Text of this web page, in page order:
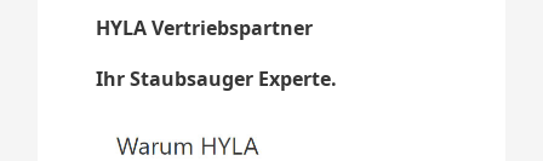
HYLA Vertriebspartner
Ihr Staubsauger Experte.